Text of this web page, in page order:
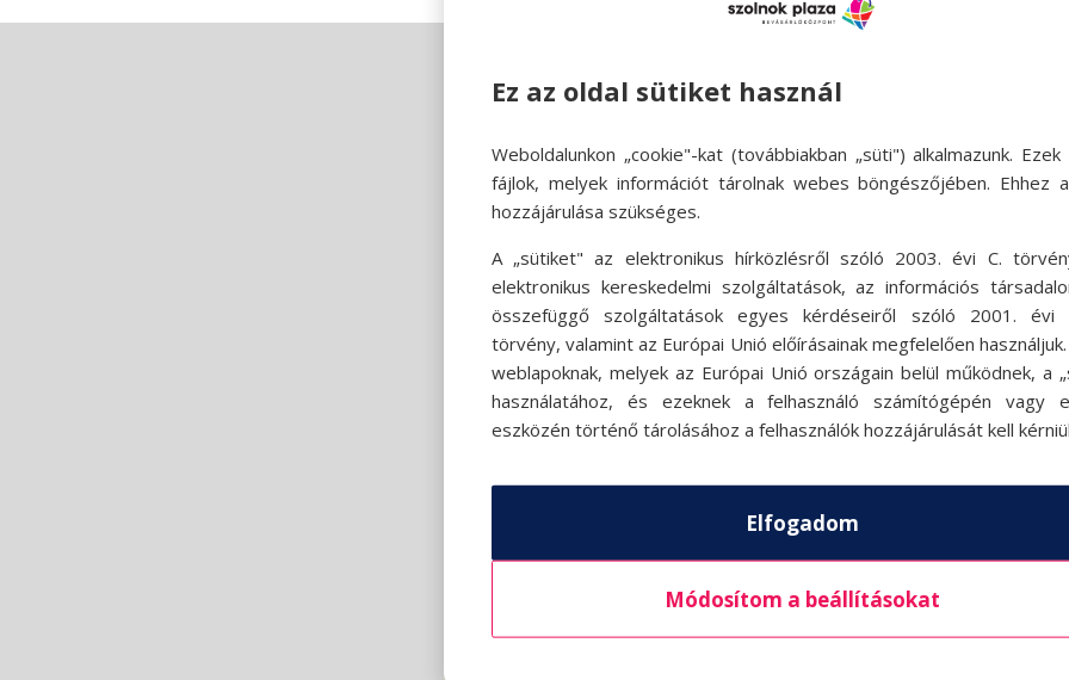
Ez az oldal sütiket használ
Weboldalunkon „cookie"-kat (továbbiakban „süti") alkalmazunk. Ezek
fájlok, melyek információt tárolnak webes böngészőjében. Ehhez
hozzájárulása szükséges.
A „sütiket" az elektronikus hírközlésről szóló 2003. évi C.
elektronikus kereskedelmi szolgáltatások, az információs
összefüggő szolgáltatások egyes kérdéseiről szóló 2001. évi
törvény, valamint az Európai Unió előírásainak megfelelően
weblapoknak, melyek az Európai Unió országain belül működnek, a
használatához, és ezeknek a felhasználó számítógépén vagy
eszközén történő tárolásához a felhasználók hozzájárulását kell
Elfogadom
Módosítom a beállításokat